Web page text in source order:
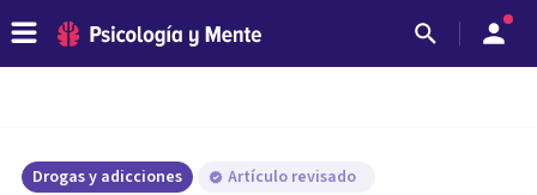
Drogas y adicciones Artículo revisado